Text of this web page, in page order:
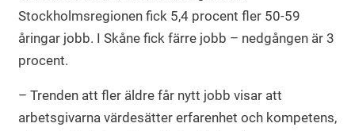
Stockholmsregionen fick 5,4 procent fler 50-59
åringar jobb. I Skåne fick färre jobb – nedgången är 3
procent.
– Trenden att fler äldre får nytt jobb visar att
arbetsgivarna värdesätter erfarenhet och kompetens,